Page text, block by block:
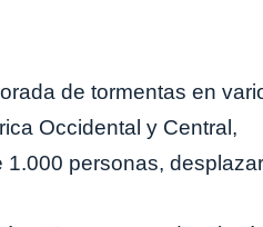
de tormentas en
Occidental y Central,
personas,